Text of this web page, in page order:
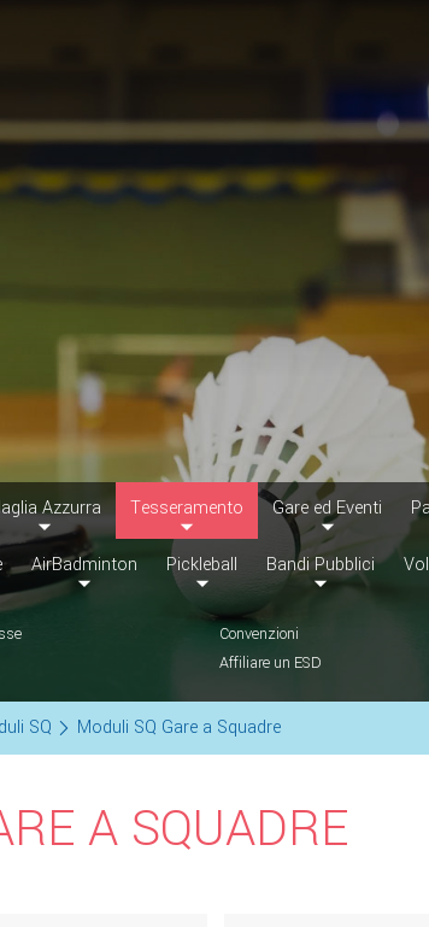
Azzurra Tesseramento Gare ed Eventi
AirBadminton Pickleball Bandi Pubblici
Convenzioni
Affiliare un ESD
SQ Moduli SQ Gare a Squadre
A SQUADRE